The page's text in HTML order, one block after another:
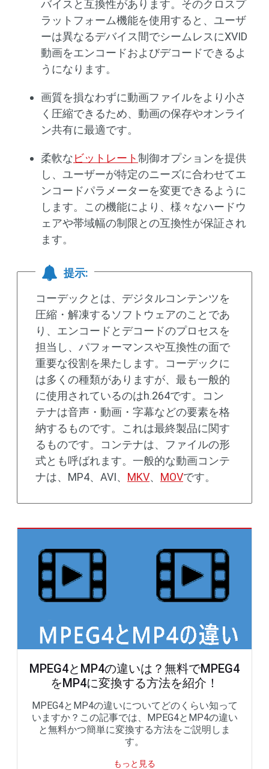
バイスと互換性があります。そのクロスプ
ラットフォーム機能を使用すると、ユーザ
ーは異なるデバイス間でシームレスにXVID
動画をエンコードおよびデコードできるよ
うになります。
画質を損なわずに動画ファイルをより小さ
く圧縮できるため、動画の保存やオンライ
ン共有に最適です。
柔軟なビットレート制御オプションを提供
し、ユーザーが特定のニーズに合わせてエ
ンコードパラメーターを変更できるように
します。この機能により、様々なハードウ
ェアや帯域幅の制限との互換性が保証され
ます。
提示:
コーデックとは、デジタルコンテンツを
圧縮・解凍するソフトウェアのことであ
り、エンコードとデコードのプロセスを
担当し、パフォーマンスや互換性の面で
重要な役割を果たします。コーデックに
は多くの種類がありますが、最も一般的
に使用されているのはh.264です。コン
テナは音声・動画・字幕などの要素を格
納するものです。これは最終製品に関す
るものです。コンテナは、ファイルの形
式とも呼ばれます。一般的な動画コンテ
ナは、MP4、AVI、 MKV、 MOVです。
MPEG4とMP4の違いは？無料でMPEG4
をMP4に変換する方法を紹介！
MPEG4とMP4の違いについてどのくらい知って
いますか？この記事では、MPEG4とMP4の違い
と無料かつ簡単に変換する方法をご説明しま
す。
もっと見る